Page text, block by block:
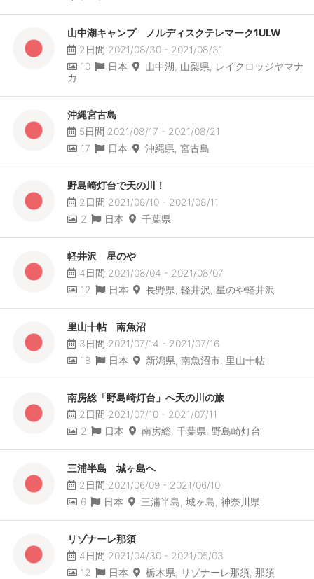
山中湖キャンプ ノルディスクテレマーク1ULW
2日間 2021/08/30 - 2021/08/31
10
日本
山中湖, 山梨県, レイクロッジヤマナ
カ
沖縄宮古島
5日間 2021/08/17 - 2021/08/21
17
日本 沖縄県, 宮古島
野島崎灯台で天の川！
2日間 2021/08/10 - 2021/08/11
2
日本 千葉県
軽井沢 星のや
4日間 2021/08/04 - 2021/08/07
12
日本 長野県, 軽井沢, 星のや軽井沢
里山十帖 南魚沼
3日間 2021/07/14 - 2021/07/16
18
日本 新潟県, 南魚沼市, 里山十帖
南房総「野島崎灯台」へ天の川の旅
2日間 2021/07/10 - 2021/07/11
2
日本 南房総, 千葉県, 野島崎灯台
三浦半島 城ヶ島へ
2日間 2021/06/09 - 2021/06/10
6
日本 三浦半島, 城ヶ島, 神奈川県
リゾナーレ那須
4日間 2021/04/30 - 2021/05/03
12
日本 栃木県, リゾナーレ那須, 那須